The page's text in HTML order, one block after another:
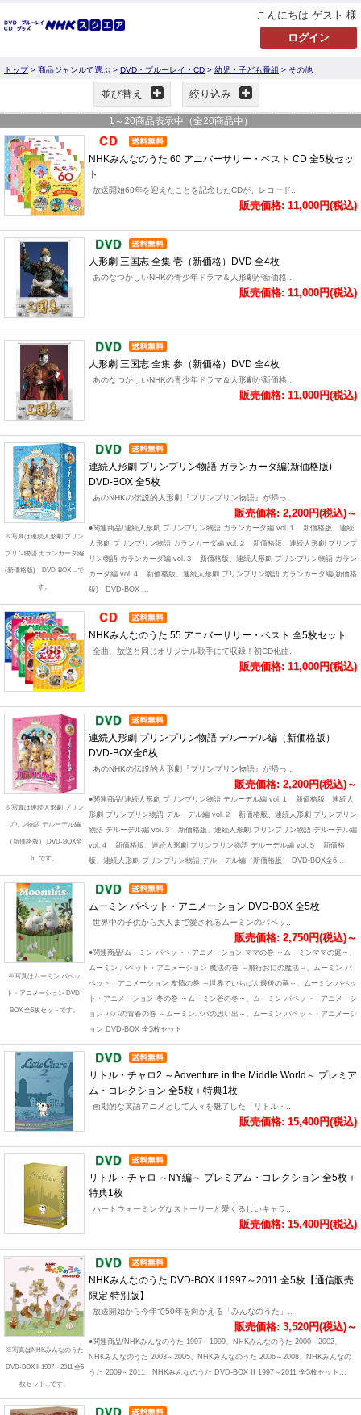
こんにちは ゲスト 様
トップ> 商品ジャンルで選ぶ > DVD・ブルーレイ・CD > 幼児・子ども番組 > その他
並び替え 絞り込み
1 ～ 20商品表示中（全20商品中）
NHKみんなのうた 60 アニバーサリー・ベスト CD 全5枚セッ
ト
放送開始60年を迎えたことを記念したCDが、レコード..
販売価格: 11,000円(税込)
人形劇 三国志 全集 壱（新価格）DVD 全4枚
あのなつかしいNHKの青少年ドラマ＆人形劇が新価格..
販売価格: 11,000円(税込)
人形劇 三国志 全集 参（新価格）DVD 全4枚
あのなつかしいNHKの青少年ドラマ＆人形劇が新価格..
販売価格: 11,000円(税込)
※写真は連続人形劇 プリン
プリン物語 ガランカーダ編
(新価格版) DVD-BOX ...で
す。
連続人形劇 プリンプリン物語 ガランカーダ編(新価格版)
DVD-BOX 全5枚
あのNHKの伝説的人形劇『プリンプリン物語』が帰っ..
販売価格: 2,200円(税込)～
●関連商品/連続人形劇 プリンプリン物語 ガランカーダ編 vol.１ 新価格版、連続
人形劇 プリンプリン物語 ガランカーダ編 vol.２ 新価格版、連続人形劇 プリンプ
リン物語 ガランカーダ編 vol.３ 新価格版、連続人形劇 プリンプリン物語 ガラン
カーダ編 vol.４ 新価格版、連続人形劇 プリンプリン物語 ガランカーダ編(新価格
版) DVD-BOX ...
NHKみんなのうた 55 アニバーサリー・ベスト 全5枚セット
全曲、放送と同じオリジナル歌手にて収録！初CD化曲..
販売価格: 11,000円(税込)
※写真は連続人形劇 プリン
プリン物語 デルーデル編
（新価格版） DVD-BOX全
6...です。
連続人形劇 プリンプリン物語 デルーデル編（新価格版）
DVD-BOX全6枚
あのNHKの伝説的人形劇『プリンプリン物語』が帰っ..
販売価格: 2,200円(税込)～
●関連商品/連続人形劇 プリンプリン物語 デルーデル編 vol.１ 新価格版、連続人
形劇 プリンプリン物語 デルーデル編 vol.２ 新価格版、連続人形劇 プリンプリン
物語 デルーデル編 vol.３ 新価格版、連続人形劇 プリンプリン物語 デルーデル編
vol.４ 新価格版、連続人形劇 プリンプリン物語 デルーデル編 vol.５ 新価格
版、連続人形劇 プリンプリン物語 デルーデル編（新価格版） DVD-BOX全6...
※写真はムーミン パペッ
ト・アニメーション DVD-
BOX 全5枚セットです。
ムーミン パペット・アニメーション DVD-BOX 全5枚
世界中の子供から大人まで愛されるムーミンのパペッ..
販売価格: 2,750円(税込)～
●関連商品/ムーミン パペット・アニメーション ママの巻 ～ムーミンママの庭～、
ムーミン パペット・アニメーション 魔法の巻 ～飛行おにの魔法～、ムーミン パ
ペット・アニメーション 友情の巻 ～世界でいちばん最後の竜～、ムーミン パペッ
ト・アニメーション 冬の巻 ～ムーミン谷の冬～、ムーミン パペット・アニメーシ
ョン パパの青春の巻 ～ムーミンパパの思い出～、ムーミン パペット・アニメーシ
ョン DVD-BOX 全5枚セット
リトル・チャロ2 ～Adventure in the Middle World～ プレミア
ム・コレクション 全5枚＋特典1枚
画期的な英語アニメとして人々を魅了した「リトル・..
販売価格: 15,400円(税込)
リトル・チャロ ～NY編～ プレミアム・コレクション 全5枚＋
特典1枚
ハートウォーミングなストーリーと愛くるしいキャラ..
販売価格: 15,400円(税込)
※写真はNHKみんなのうた
DVD-BOX II 1997～2011 全5
枚セット...です。
NHKみんなのうた DVD-BOX II 1997～2011 全5枚【通信販売
限定 特別版】
放送開始から今年で50年を向かえる「みんなのうた」..
販売価格: 3,520円(税込)～
●関連商品/NHKみんなのうた 1997～1999、NHKみんなのうた 2000～2002、
NHKみんなのうた 2003～2005、NHKみんなのうた 2006～2008、NHKみんなの
うた 2009～2011、NHKみんなのうた DVD-BOX II 1997～2011 全5枚セット...